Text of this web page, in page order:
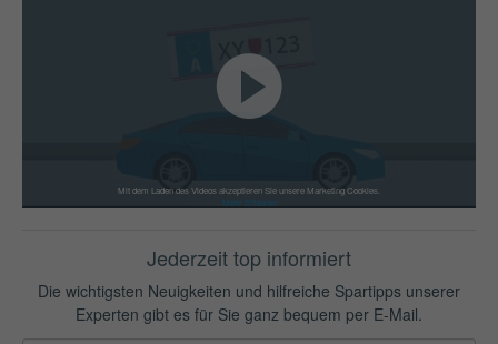
Mit dem Laden des Videos akzeptieren Sie unsere Marketing Cookies.
Mehr Erfahren
Jederzeit top informiert
Die wichtigsten Neuigkeiten und hilfreiche Spartipps unserer
Experten gibt es für Sie ganz bequem per E-Mail.